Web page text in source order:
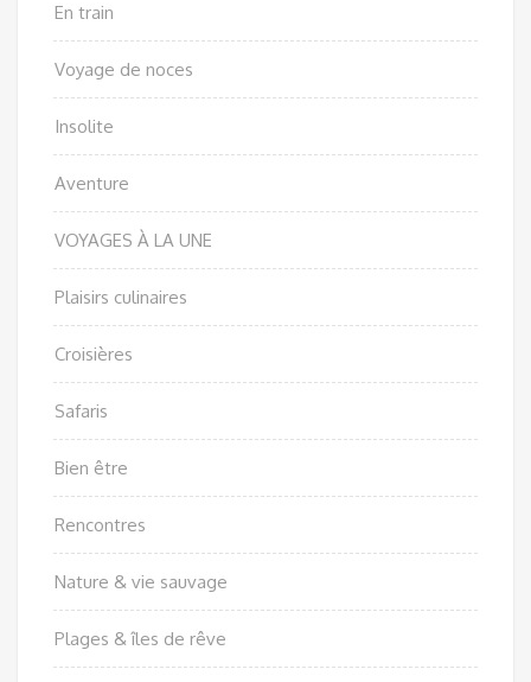
En train
Voyage de noces
Insolite
Aventure
VOYAGES À LA UNE
Plaisirs culinaires
Croisières
Safaris
Bien être
Rencontres
Nature & vie sauvage
Plages & îles de rêve